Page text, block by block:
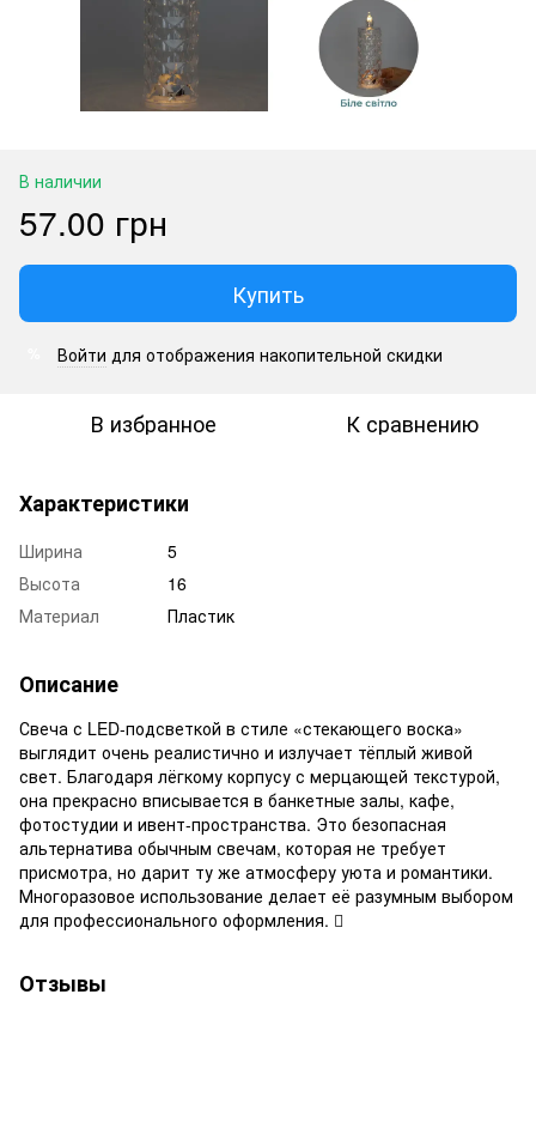
В наличии
57.00 грн
Купить
Войти для отображения накопительной скидки
В избранное К сравнению
Характеристики
Ширина
5
Высота
16
Материал
Пластик
Описание
Свеча с LED-подсветкой в стиле «стекающего воска»
выглядит очень реалистично и излучает тёплый живой
свет. Благодаря лёгкому корпусу с мерцающей текстурой,
она прекрасно вписывается в банкетные залы, кафе,
фотостудии и ивент-пространства. Это безопасная
альтернатива обычным свечам, которая не требует
присмотра, но дарит ту же атмосферу уюта и романтики.
Многоразовое использование делает её разумным выбором
для профессионального оформления. 
Отзывы